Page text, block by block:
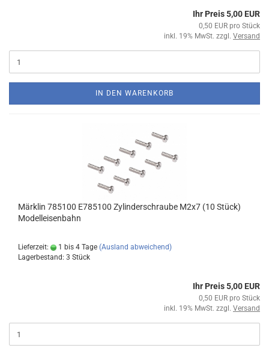
Ihr Preis 5,00 EUR
0,50 EUR pro Stück
inkl. 19% MwSt. zzgl. Versand
IN DEN WARENKORB
Märklin 785100 E785100 Zylinderschraube M2x7 (10 Stück)
Modelleisenbahn
Lieferzeit: 1 bis 4 Tage (Ausland abweichend)
Lagerbestand: 3 Stück
Ihr Preis 5,00 EUR
0,50 EUR pro Stück
inkl. 19% MwSt. zzgl. Versand